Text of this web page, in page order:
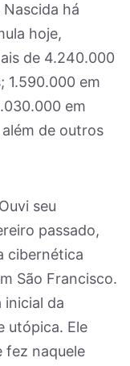
há
hoje,
de 4.240.000
1.590.000 em
em
de outros
seu
passado,
cibernética
São Francisco.
inicial da
utópica. Ele
fez naquele